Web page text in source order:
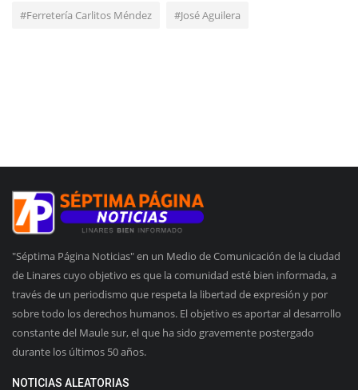
#Ferretería Carlitos Méndez #José Aguilera
"Séptima Página Noticias" en un Medio de Comunicación de la ciudad
de Linares cuyo objetivo es que la comunidad esté bien informada, a
través de un periodismo que respeta la libertad de expresión y por
sobre todo los derechos humanos. El objetivo es aportar al desarrollo
constante del Maule sur, el que ha sido gravemente postergado
durante los últimos 50 años.
NOTICIAS ALEATORIAS